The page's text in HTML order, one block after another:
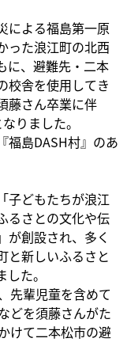
による福島第一原
った浪江町の北西
に、避難先・二本
校舎を使用してき
藤さん卒業に伴
りました。
福島DASH村』のあ
子どもたちが浪江
るさとの文化や伝
が創設され、多く
と新しいふるさと
た。
先輩児童を含めて
どを須藤さんがた
けて二本松市の避